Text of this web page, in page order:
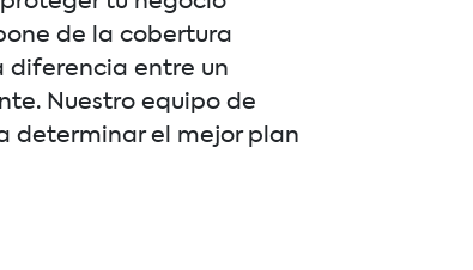
de la cobertura
diferencia entre un
Nuestro equipo de
determinar el mejor plan